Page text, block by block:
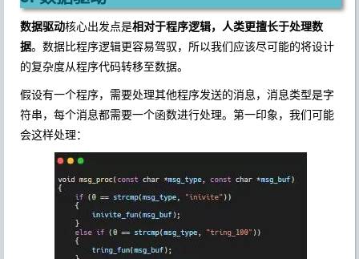
数据驱动核心出发点是相对于程序逻辑，人类更擅长于处理数
据。数据比程序逻辑更容易驾驭，所以我们应该尽可能的将设计
的复杂度从程序代码转移至数据。
假设有一个程序，需要处理其他程序发送的消息，消息类型是字
符串，每个消息都需要一个函数进行处理。第一印象，我们可能
会这样处理：